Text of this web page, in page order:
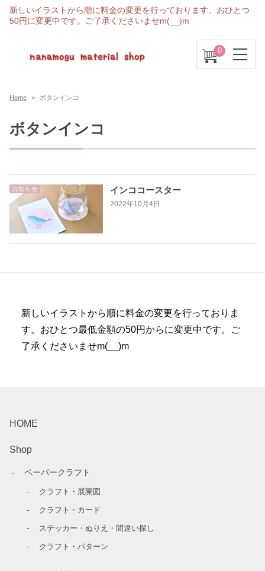
新しいイラストから順に料金の変更を行っております。おひとつ
50円に変更中です。ご了承くださいませm(__)m
0
Home ボタンインコ
ボタンインコ
お知らせ インココースター
2022年10月4日
新しいイラストから順に料金の変更を行っておりま
す。おひとつ最低金額の50円からに変更中です。ご
了承くださいませm(__)m
HOME
Shop
ペーパークラフト
クラフト・展開図
クラフト・カード
ステッカー・ぬりえ・間違い探し
クラフト・パターン